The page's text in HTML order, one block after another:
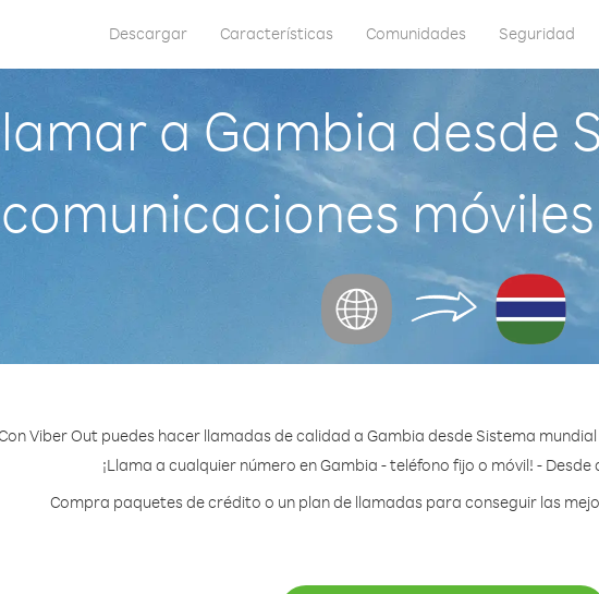
Descargar Características Comunidades Seguridad
a Gambia desde
comunicaciones
Viber Out puedes hacer llamadas de calidad a Gambia desde Sistema
¡Llama a cualquier número en Gambia - teléfono fijo o móvil! -
Compra paquetes de crédito o un plan de llamadas para conseguir las